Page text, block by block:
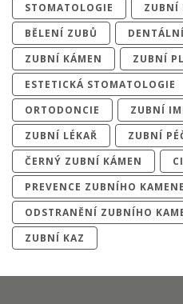
STOMATOLOGIE
ZUBNÍ
BĚLENÍ ZUBŮ
ZUBNÍ KÁMEN
ZUBNÍ
ESTETICKÁ STOMATOLOGIE
ORTODONCIE
ZUBNÍ
ZUBNÍ LÉKAŘ
ZUBNÍ
ČERNÝ ZUBNÍ KÁMEN
PREVENCE ZUBNÍHO KAMENE
ODSTRANĚNÍ ZUBNÍHO
ZUBNÍ KAZ